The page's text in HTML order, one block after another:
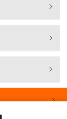



